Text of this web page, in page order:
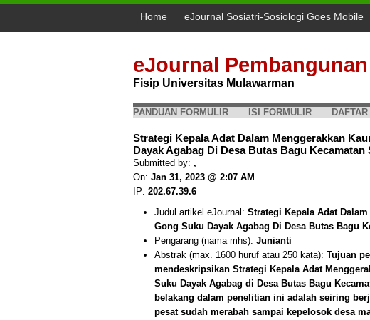
Home eJournal Sosiatri-Sosiologi Goes Mobile
eJournal
Fisip Universitas Mulawarman
PANDUAN FORMULIR ISI FORMULIR
Strategi Kepala Adat Dalam Menggerakkan
Dayak Agabag Di Desa Butas Bagu
Submitted by: ,
On: Jan 31, 2023 @ 2:07 AM
IP: 202.67.39.6
Judul artikel eJournal: Strategi Kepala Adat
Gong Suku Dayak Agabag Di Desa Butas Bagu
Pengarang (nama mhs): Junianti
Abstrak (max. 1600 huruf atau 250 kata): Tujuan
mendeskripsikan Strategi Kepala Adat
Suku Dayak Agabag di Desa Butas Bagu
belakang dalam penelitian ini adalah seiring
pesat sudah merabah sampai kepelosok desa